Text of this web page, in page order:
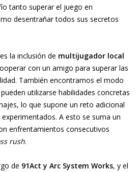
tanto superar el juego en
desentrañar todos sus secretos
la inclusión de multijugador local
con un amigo para superar las
También encontramos el modo
utilizarse habilidades concretas
lo que supone un reto adicional
A esto se suma un
enfrentamientos consecutivos
rush.
de 91Act y Arc System Works, y el